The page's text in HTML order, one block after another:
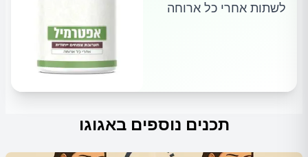
לשתות אחרי כל ארוחה
תכנים נוספים באגוגו